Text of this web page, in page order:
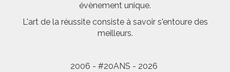
évènement unique.
L'art de la réussite consiste à savoir s'entoure des
meilleurs.
2006 - #20ANS - 2026